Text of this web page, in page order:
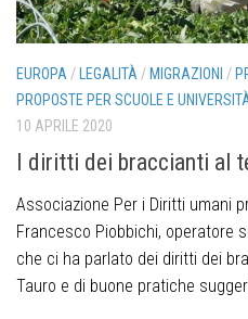
EUROPA/ LEGALITÀ/ MIGRAZIONI /
PROPOSTE PER SCUOLE E
10 APRILE 2020
I diritti dei braccianti al
Associazione Per i Diritti umani
Francesco Piobbichi, operatore
che ci ha parlato dei diritti dei
Tauro e di buone pratiche